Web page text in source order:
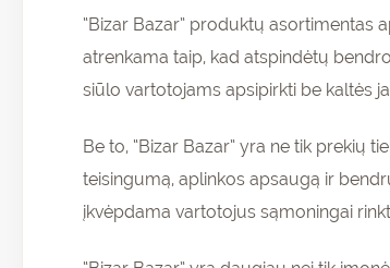
“Bizar Bazar” produktų asortimentas
atrenkama taip, kad atspindėtų
siūlo vartotojams apsipirkti be kaltės
Be to, “Bizar Bazar” yra ne tik prekių
teisingumą, aplinkos apsaugą ir
įkvėpdama vartotojus sąmoningai